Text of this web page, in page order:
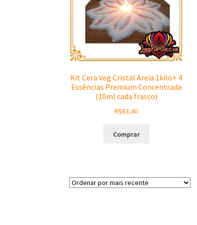
Kit Cera Veg Cristal Areia 1kilo+ 4
Essências Premium Concentrada
(10ml cada frasco)
R$83,40
Comprar